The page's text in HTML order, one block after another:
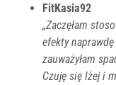
FitKasia92
„Zaczęłam
efekty
zauważyłam
Czuję się lżej i